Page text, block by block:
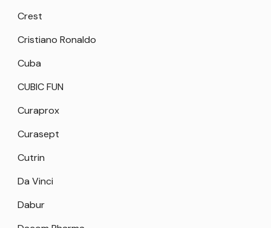
Crest
Cristiano Ronaldo
Cuba
CUBIC FUN
Curaprox
Curasept
Cutrin
Da Vinci
Dabur